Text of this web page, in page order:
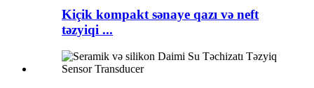
Kiçik kompakt sənaye qazı və neft
təzyiqi ...